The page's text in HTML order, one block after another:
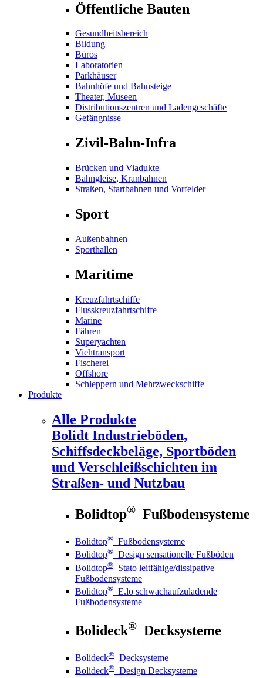
Öffentliche Bauten
Gesundheitsbereich
Bildung
Büros
Laboratorien
Parkhäuser
Bahnhöfe und Bahnsteige
Theater, Museen
Distributionszentren und Ladengeschäfte
Gefängnisse
Zivil-Bahn-Infra
Brücken und Viadukte
Bahngleise, Kranbahnen
Straßen, Startbahnen und Vorfelder
Sport
Außenbahnen
Sporthallen
Maritime
Kreuzfahrtschiffe
Flusskreuzfahrtschiffe
Marine
Fähren
Superyachten
Viehtransport
Fischerei
Offshore
Schleppern und Mehrzweckschiffe
Produkte
Alle Produkte
Bolidt Industrieböden,
Schiffsdeckbeläge, Sportböden
und Verschleißschichten im
Straßen- und Nutzbau
Bolidtop® Fußbodensysteme
Bolidtop® Fußbodensysteme
Bolidtop® Design sensationelle Fußböden
Bolidtop® Stato leitfähige/dissipative
Fußbodensysteme
Bolidtop® E.lo schwachaufzuladende
Fußbodensysteme
Bolideck® Decksysteme
Bolideck® Decksysteme
Bolideck® Design Decksysteme